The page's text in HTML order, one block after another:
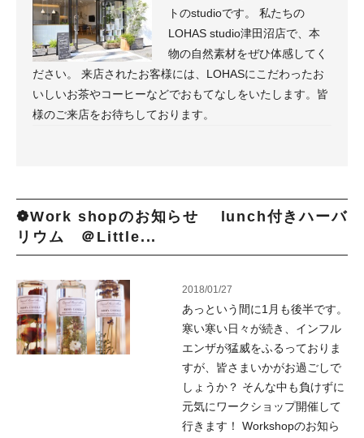
トのstudioです。 私たちの
LOHAS studio津田沼店で、本
物の自然素材をぜひ体感してく
ださい。 来店されたお客様には、LOHASにこだわったお
いしいお茶やコーヒーなどでおもてなしをいたします。皆
様のご来店をお待ちしております。
❁Work shopのお知らせ lunch付きハーバ
リウム ＠Little...
2018/01/27
あっという間に1月も後半です。
寒い寒い日々が続き、インフル
エンザが猛威をふるっておりま
すが、皆さまいかがお過ごしで
しょうか？ そんな中も負けずに
元気にワークショップ開催して
行きます！ Workshopのお知ら